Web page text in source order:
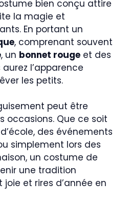
bien conçu attire
la magie et
En portant un
, comprenant souvent
, un bonnet rouge et des
aurez l’apparence
les petits.
peut être
occasions. Que ce soit
des événements
simplement lors des
un costume de
une tradition
et rires d’année en